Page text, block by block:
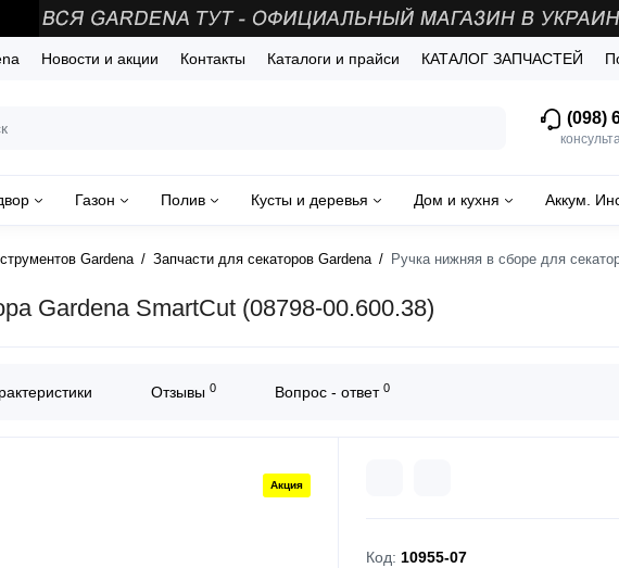
Новости и акции Контакты Каталоги и прайси КАТАЛОГ ЗАПЧАСТЕЙ
(098)
Газон Полив Кусты и деревья Дом и кухня Аккум.
Gardena Запчасти для секаторов Gardena Ручка нижняя в сборе для
Gardena SmartCut (08798-00.600.38)
Отзывы 0 Вопрос - ответ 0
Акция
Код: 10955-07